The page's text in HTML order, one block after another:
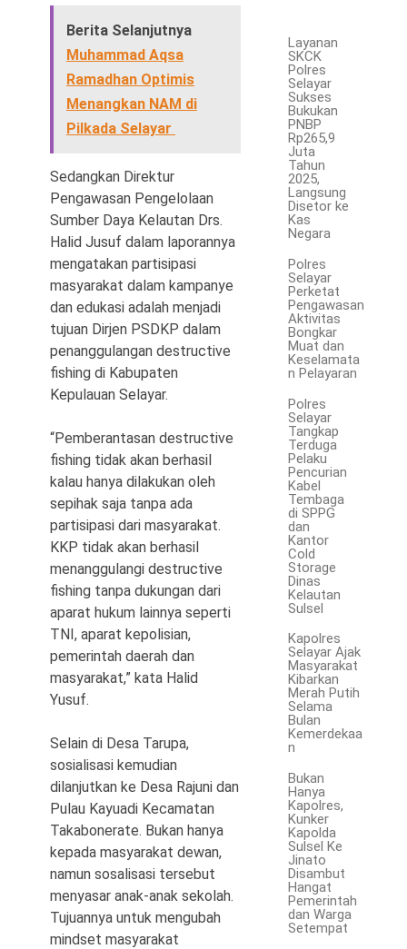
Berita Selanjutnya
Muhammad Aqsa
Ramadhan Optimis
Menangkan NAM di
Pilkada Selayar
Sedangkan Direktur
Pengawasan Pengelolaan
Sumber Daya Kelautan Drs.
Halid Jusuf dalam laporannya
mengatakan partisipasi
masyarakat dalam kampanye
dan edukasi adalah menjadi
tujuan Dirjen PSDKP dalam
penanggulangan destructive
fishing di Kabupaten
Kepulauan Selayar.
“Pemberantasan destructive
fishing tidak akan berhasil
kalau hanya dilakukan oleh
sepihak saja tanpa ada
partisipasi dari masyarakat.
KKP tidak akan berhasil
menanggulangi destructive
fishing tanpa dukungan dari
aparat hukum lainnya seperti
TNI, aparat kepolisian,
pemerintah daerah dan
masyarakat,” kata Halid
Yusuf.
Selain di Desa Tarupa,
sosialisasi kemudian
dilanjutkan ke Desa Rajuni dan
Pulau Kayuadi Kecamatan
Takabonerate. Bukan hanya
kepada masyarakat dewan,
namun sosalisasi tersebut
menyasar anak-anak sekolah.
Tujuannya untuk mengubah
mindset masyarakat
Layanan
SKCK
Polres
Selayar
Sukses
Bukukan
PNBP
Rp265,9
Juta
Tahun
2025,
Langsung
Disetor ke
Kas
Negara
Polres
Selayar
Perketat
Pengawasan
Aktivitas
Bongkar
Muat dan
Keselamata
n Pelayaran
Polres
Selayar
Tangkap
Terduga
Pelaku
Pencurian
Kabel
Tembaga
di SPPG
dan
Kantor
Cold
Storage
Dinas
Kelautan
Sulsel
Kapolres
Selayar Ajak
Masyarakat
Kibarkan
Merah Putih
Selama
Bulan
Kemerdekaa
n
Bukan
Hanya
Kapolres,
Kunker
Kapolda
Sulsel Ke
Jinato
Disambut
Hangat
Pemerintah
dan Warga
Setempat